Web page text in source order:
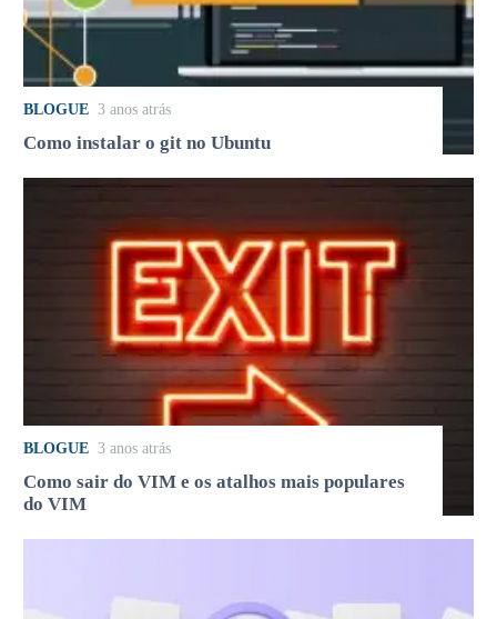
BLOGUE 3 anos atrás
Como instalar o git no Ubuntu
BLOGUE 3 anos atrás
Como sair do VIM e os atalhos mais populares
do VIM